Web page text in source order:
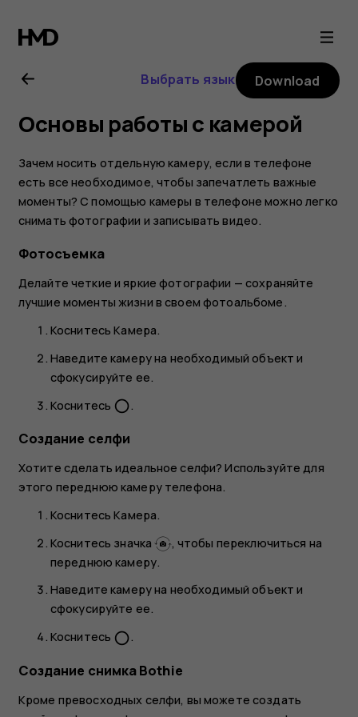
Nokia
6.2
user
guide
Выбрать язык Download
Основы работы с камерой
Зачем носить отдельную камеру, если в телефоне
есть все необходимое, чтобы запечатлеть важные
моменты? С помощью камеры в телефоне можно легко
снимать фотографии и записывать видео.
Фотосъемка
Делайте четкие и яркие фотографии — сохраняйте
лучшие моменты жизни в своем фотоальбоме.
КоснитесьКамера.
Наведите камеру на необходимый объект и
сфокусируйте ее.
Коснитесь panorama_fish_eye.
Создание селфи
Хотите сделать идеальное селфи? Используйте для
этого переднюю камеру телефона.
КоснитесьКамера.
Коснитесь значка
, чтобы переключиться на
переднюю камеру.
Наведите камеру на необходимый объект и
сфокусируйте ее.
Коснитесь panorama_fish_eye.
Создание снимка Bothie
Кроме превосходных селфи, вы можете создать